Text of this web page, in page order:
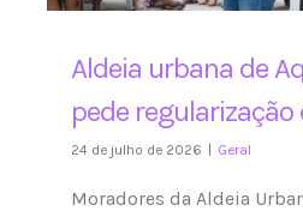
Aldeia urbana de
pede regularização
24 de julho de 2026 | Geral
Moradores da Aldeia